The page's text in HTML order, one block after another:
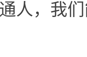
人，我